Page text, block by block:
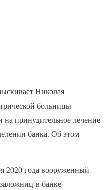
Николая
больницы
принудительное лечение
банка. Об этом
2020 года вооруженный
в банке